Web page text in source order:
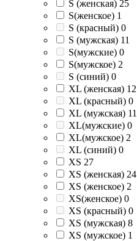
S (женская) 25
S(женское) 1
S (красный) 0
S (мужская) 11
S(мужские) 0
S(мужское) 2
S (синий) 0
XL (женская) 12
XL (красный) 0
XL (мужская) 11
XL(мужские) 0
XL(мужское) 2
XL (синий) 0
XS 27
XS (женская) 24
XS (женское) 2
XS(женское) 0
XS (красный) 0
XS (мужская) 8
XS (мужское) 1